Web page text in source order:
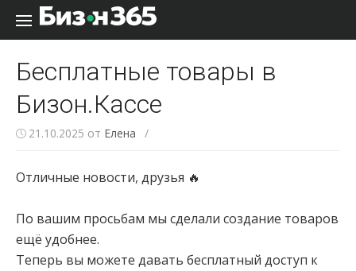
Перейти к содержанию
Бесплатные товары в
Бизон.Кассе
21.10.2025 от Елена /
Отличные новости, друзья 🔥
По вашим просьбам мы сделали создание товаров
ещё удобнее.
Теперь вы можете давать бесплатный доступ к